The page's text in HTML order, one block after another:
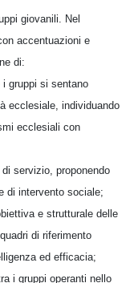
giovanili. Nel
accentuazioni e
di:
gruppi si sentano
ecclesiale, individuando
ecclesiali con
servizio, proponendo
di intervento sociale;
e strutturale delle
di riferimento
ed efficacia;
i gruppi operanti nello